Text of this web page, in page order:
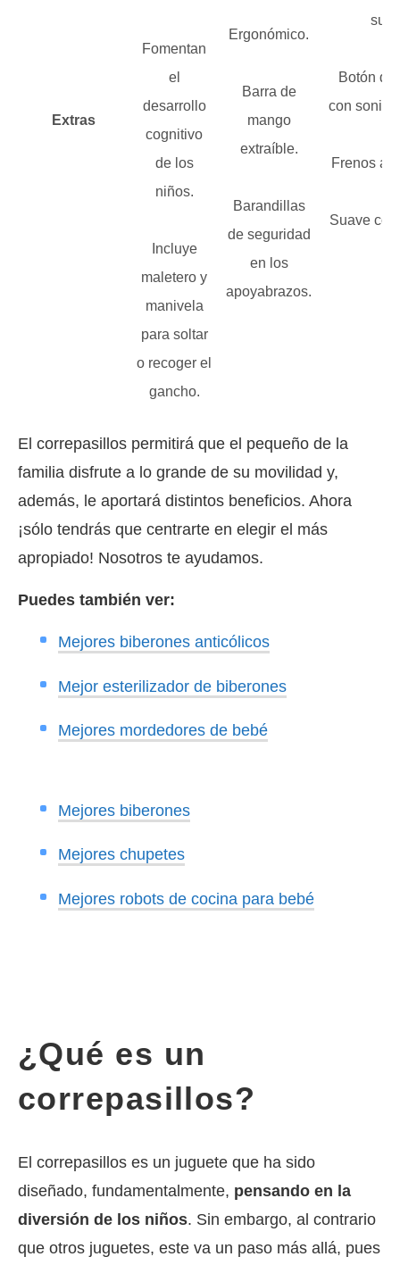
Extras
Fomentan
el
desarrollo
cognitivo
de los
niños.
Incluye
maletero y
manivela
para soltar
o recoger el
gancho.
Ergonómico.
Barra de
mango
extraíble.
Barandillas
de seguridad
en los
apoyabrazos.
Botón de
con
Frenos
Suave
El correpasillos permitirá que el pequeño de la
familia disfrute a lo grande de su movilidad y,
además, le aportará distintos beneficios. Ahora
¡sólo tendrás que centrarte en elegir el más
apropiado! Nosotros te ayudamos.
Puedes también ver:
Mejores biberones anticólicos
Mejor esterilizador de biberones
Mejores mordedores de bebé
Mejores biberones
Mejores chupetes
Mejores robots de cocina para bebé
¿Qué es un
correpasillos?
El correpasillos es un juguete que ha sido
diseñado, fundamentalmente, pensando en la
diversión de los niños. Sin embargo, al contrario
que otros juguetes, este va un paso más allá, pues